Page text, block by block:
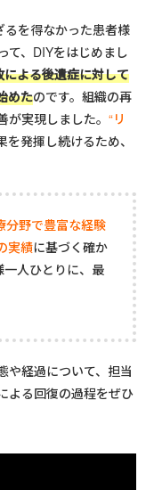
を得なかった患者様
て、DIYをはじめまし
よる後遺症に対して
めたのです。組織の再
実現しました。 “リ
発揮し続けるため、
分野で豊富な経験
実績に基づく確か
一人ひとりに、最
や経過について、担当
よる回復の過程をぜひ